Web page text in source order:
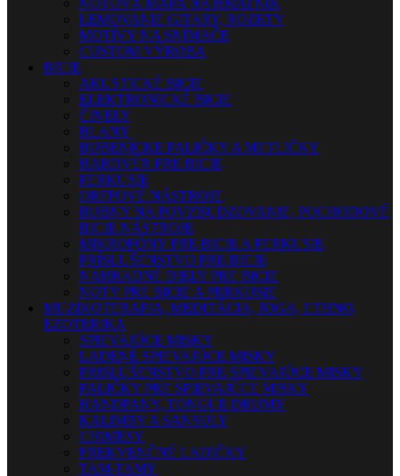
NOTOVÁ MAPA NA HMATNÍK
LEMOVANIE GITARY, ROZETY
MOTÍVY NA SNÍMAČE
CUSTOM VÝROBA
BICIE
AKUSTICKÉ BICIE
ELEKTRONICKÉ BICIE
ČINELY
BLANY
BUBENÍCKE PALIČKY A METLIČKY
HARDVÉR PRE BICIE
PERKUSIE
ORFFOVÉ NÁSTROJE
BUBNY NA POVZBUDZOVANIE, POCHODOVÉ
BICIE NÁSTROJE
MIKROFÓNY PRE BICIE A PERKUSIE
PRÍSLUŠENSTVO PRE BICIE
NÁHRADNÉ DIELY PRE BICIE
NOTY PRE BICIE A PERKUSIE
MUZIKOTERAPIA, MEDITÁCIA, JOGA, ETHNO,
EZOTERIKA
SPIEVAJÚCE MISKY
LADENÉ SPIEVAJÚCE MISKY
PRISLUŠENSTVO PRE SPIEVAJÚCE MISKY
PALIČKY PRE SPIEVAJÚCE MISKY
HANDPANY, TONGUE DRUMY
KALIMBY A SANSULY
CHIMESY
FREKVENČNÉ LADIČKY
TAM-TAMY